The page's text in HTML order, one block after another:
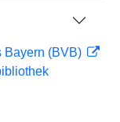
Bayern (BVB)